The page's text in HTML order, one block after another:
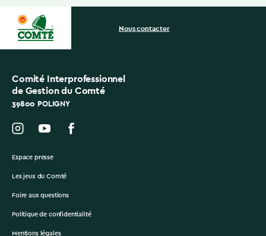
Comité Interprofessionnel
de Gestion du Comté
39800 POLIGNY
Nous contacter
Espace presse
Les jeux du Comté
Foire aux questions
Politique de confidentialité
Mentions légales